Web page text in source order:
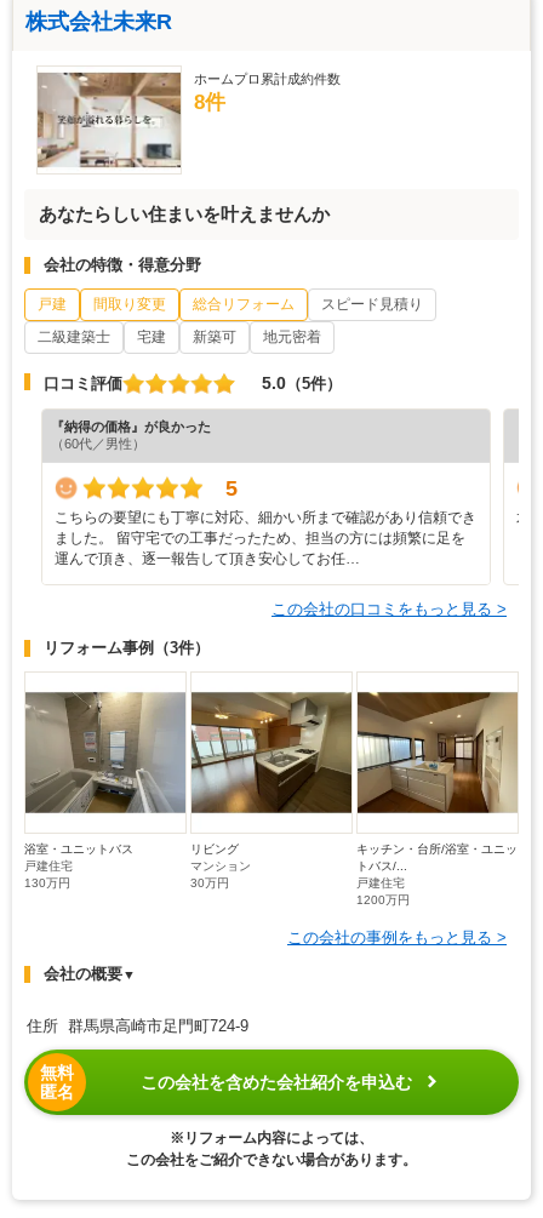
株式会社未来R
ホームプロ累計成約件数
8件
あなたらしい住まいを叶えませんか
会社の特徴・得意分野
戸建 間取り変更 総合リフォーム
スピード見積り
二級建築士
宅建 新築可 地元密着
口コミ評価 5.0 （5件）
『納得の価格』が良かった
（60代／男性）
5
こちらの要望にも丁寧に対応、細かい所まで確認があり信頼でき
ました。 留守宅での工事だったため、担当の方には頻繁に足を
運んで頂き、逐一報告して頂き安心してお任…
水
この会社の口コミをもっと見る >
リフォーム事例 （3件）
浴室・ユニットバス
戸建住宅
130万円
リビング
マンション
30万円
キッチン・台所/浴室・ユニッ
トバス/...
戸建住宅
1200万円
この会社の事例をもっと見る >
会社の概要▼
住所 群馬県高崎市足門町724-9
無料
匿名
この会社を含めた会社紹介を申込む
※リフォーム内容によっては、
この会社をご紹介できない場合があります。